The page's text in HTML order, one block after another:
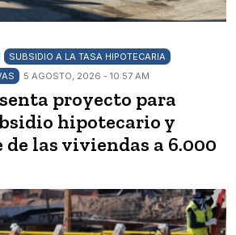
SUBSIDIO A LA TASA HIPOTECARIA
5 AGOSTO, 2026 - 10:57 AM
proyecto para
hipotecario y
las viviendas a 6.000